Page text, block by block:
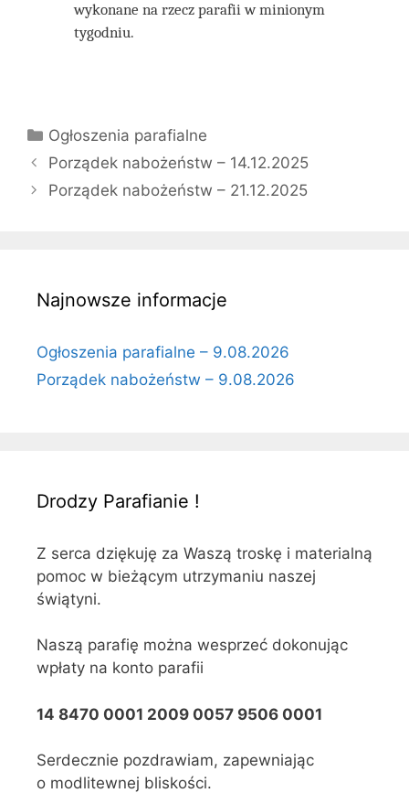
wykonane na rzecz parafii w minionym
tygodniu.
Kategorie
Ogłoszenia parafialne
Porządek nabożeństw – 14.12.2025
Porządek nabożeństw – 21.12.2025
Najnowsze informacje
Ogłoszenia parafialne – 9.08.2026
Porządek nabożeństw – 9.08.2026
Drodzy Parafianie !
Z serca dziękuję za Waszą troskę i materialną
pomoc w bieżącym utrzymaniu naszej
świątyni.
Naszą parafię można wesprzeć dokonując
wpłaty na konto parafii
14 8470 0001 2009 0057 9506 0001
Serdecznie pozdrawiam, zapewniając
o modlitewnej bliskości.